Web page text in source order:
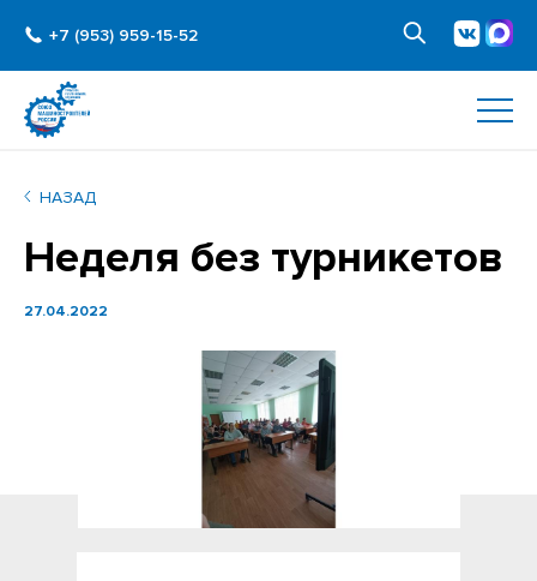
+7 (953) 959-15-52
НАЗАД
Неделя без турникетов
27.04.2022